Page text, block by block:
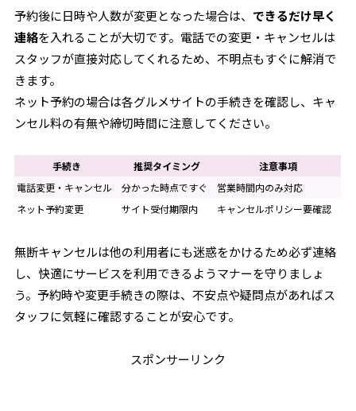
予約後に日時や人数が変更となった場合は、 できるだけ早く
連絡を入れることが大切です。電話での変更・キャンセルは
スタッフが直接対応してくれるため、不明点もすぐに解消で
きます。
ネット予約の場合は各グルメサイトの手続きを確認し、キャ
ンセル料の有無や締切時間に注意してください。
手続き 推奨タイミング
注意事項
電話変更・キャンセル
分かった時点ですぐ
営業時間内のみ対応
ネット予約変更
サイト受付期限内 キャンセルポリシー要確認
無断キャンセルは他の利用者にも迷惑をかけるため必ず連絡
し、快適にサービスを利用できるようマナーを守りましょ
う。予約時や変更手続きの際は、不安点や疑問点があればス
タッフに気軽に確認することが安心です。
スポンサーリンク